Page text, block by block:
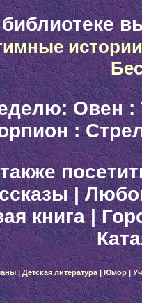
истории
Овен:
:
|
книга|
| Детская литература|Юмор|